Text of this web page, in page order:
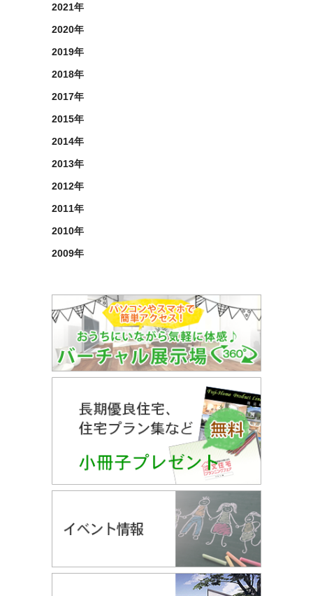
2021年
2020年
2019年
2018年
2017年
2015年
2014年
2013年
2012年
2011年
2010年
2009年